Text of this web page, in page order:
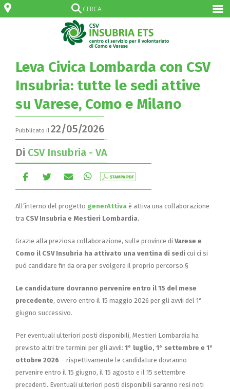
Leva Civica Lombarda con CSV
Insubria: tutte le sedi attive
su Varese, Como e Milano
Pubblicato il 22/05/2026
Di CSV Insubria - VA
All’interno del progetto generAttiva è attiva una collaborazione
tra CSV Insubria e Mestieri Lombardia.
Grazie alla preziosa collaborazione, sulle province di Varese e
Como il CSV Insubria ha attivato una ventina di sedi cui ci si
può candidare fin da ora per svolgere il proprio percorso.§
Le candidature dovranno pervenire entro il 15 del mese
precedente, ovvero entro il 15 maggio 2026 per gli avvii del 1°
giugno successivo.
Per eventuali ulteriori posti disponibili, Mestieri Lombardia ha
previsto altri tre termini per gli avvii: 1° luglio, 1° settembre e 1°
ottobre 2026 – rispettivamente le candidature dovranno
pervenire entro il 15 giugno, il 15 agosto e il 15 settembre
precedenti. Eventuali ulteriori posti disponibili saranno resi noti